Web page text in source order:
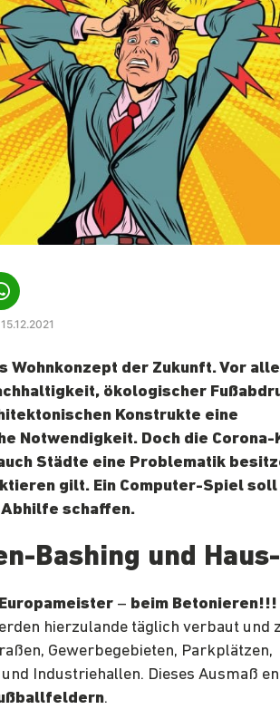
Wohnkonzept der Zukunft. Vor
ökologischer
Konstrukte eine
Notwendigkeit. Doch die
Städte eine Problematik
gilt. Ein Computer-Spiel soll
schaffen.
Bashing und
– beim Betonieren!!!
hierzulande täglich verbaut und
Gewerbegebieten, Parkplätzen,
Industriehallen. Dieses Ausmaß
.